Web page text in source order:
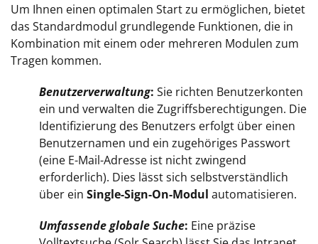
Um Ihnen einen optimalen Start zu ermöglichen, bietet
das Standardmodul grundlegende Funktionen, die in
Kombination mit einem oder mehreren Modulen zum
Tragen kommen.
Benutzerverwaltung: Sie richten Benutzerkonten
ein und verwalten die Zugriffsberechtigungen. Die
Identifizierung des Benutzers erfolgt über einen
Benutzernamen und ein zugehöriges Passwort
(eine E-Mail-Adresse ist nicht zwingend
erforderlich). Dies lässt sich selbstverständlich
über ein Single-Sign-On-Modul automatisieren.
Umfassende globale Suche: Eine präzise